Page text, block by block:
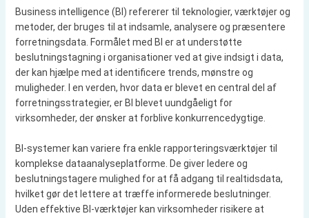
Business intelligence (BI) refererer til teknologier, værktøjer og
metoder, der bruges til at indsamle, analysere og præsentere
forretningsdata. Formålet med BI er at understøtte
beslutningstagning i organisationer ved at give indsigt i data,
der kan hjælpe med at identificere trends, mønstre og
muligheder. I en verden, hvor data er blevet en central del af
forretningsstrategier, er BI blevet uundgåeligt for
virksomheder, der ønsker at forblive konkurrencedygtige.
BI-systemer kan variere fra enkle rapporteringsværktøjer til
komplekse dataanalyseplatforme. De giver ledere og
beslutningstagere mulighed for at få adgang til realtidsdata,
hvilket gør det lettere at træffe informerede beslutninger.
Uden effektive BI-værktøjer kan virksomheder risikere at